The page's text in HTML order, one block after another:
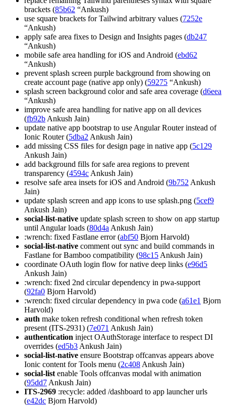
brackets (85b62 “Ankush)
use square brackets for Tailwind arbitrary values (7252e
“Ankush)
apply safe area fixes to Design and Insights pages (db247
“Ankush)
mobile safe area handling for iOS and Android (ebd62
“Ankush)
prevent splash screen purple background from showing on
create account page (native app only) (59275 “Ankush)
splash screen background color and safe area coverage (d6eea
“Ankush)
improve safe area handling for native app on all devices
(fb92b Ankush Jain)
update native app bootstrap to use Angular Router instead of
Ionic Router (5dba2 Ankush Jain)
add missing CSS files for design page in native app (5c129
Ankush Jain)
add background fills for safe area regions to prevent
transparency (4594c Ankush Jain)
resolve safe area insets for iOS and Android (9b752 Ankush
Jain)
update splash screen and app icons to use splash.png (5cef9
Ankush Jain)
social-list-native update splash screen to show on app startup
until Angular loads (80d4a Ankush Jain)
:wrench: fixed Fastlane error (abf50 Bjorn Harvold)
social-list-native comment out sync and build commands in
Fastlane for Bamboo compatibility (98c15 Ankush Jain)
coordinate OAuth login flow for native deep links (e96d5
Ankush Jain)
:wrench: fixed 2nd circular dependency in pwa-support
(92fa0 Bjorn Harvold)
:wrench: fixed circular dependency in pwa code (a61e1 Bjorn
Harvold)
auth make token refresh conditional when refresh token
present (ITS-2931) (7e071 Ankush Jain)
authentication inject OAuthStorage interface to respect DI
overrides (ed5b3 Ankush Jain)
social-list-native ensure Bootstrap offcanvas appears above
Ionic content for Tools menu (2c408 Ankush Jain)
social-list enable Tools offcanvas modal with animation
(95dd7 Ankush Jain)
ITS-2969 :recycle: added /dashboard to app launcher urls
(e42dc Bjorn Harvold)